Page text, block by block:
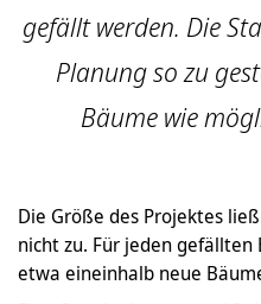
gefällt werden. Die
Planung so zu
Bäume wie
Die Größe des Projektes
nicht zu. Für jeden
etwa eineinhalb neue